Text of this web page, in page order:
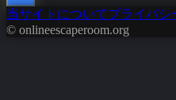
当サイトについてプライバシ
© onlineescaperoom.org